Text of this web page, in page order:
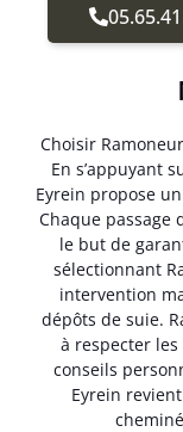
Choisir
En s’appuyant
Eyrein propose
Chaque passage
le but de
sélectionnant
intervention
dépôts de suie.
à respecter
conseils
Eyrein